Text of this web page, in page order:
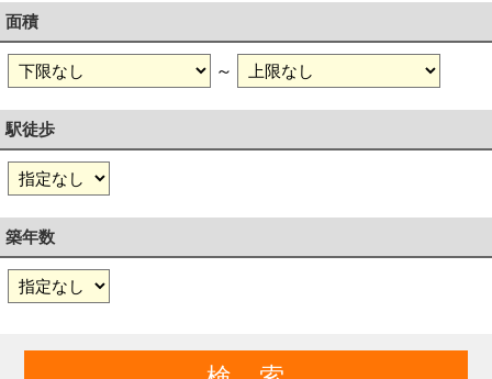
面積
～
駅徒歩
築年数